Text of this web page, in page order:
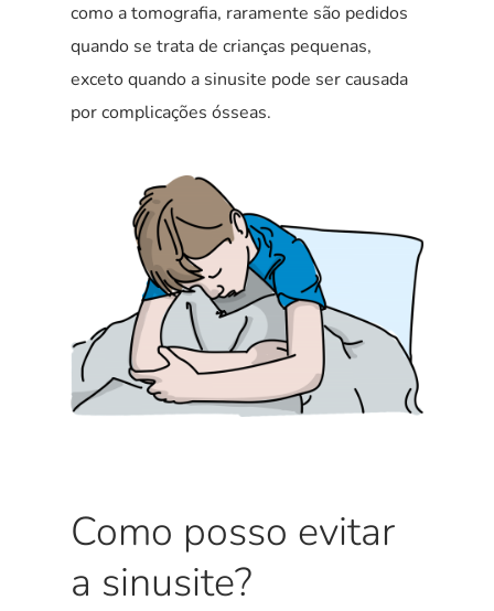
como a tomografia, raramente são pedidos
quando se trata de crianças pequenas,
exceto quando a sinusite pode ser causada
por complicações ósseas.
Como posso evitar
a sinusite?